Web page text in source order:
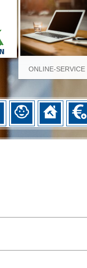
ONLINE-SERVICE